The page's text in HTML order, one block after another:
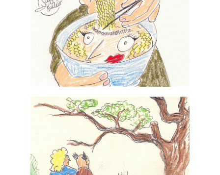
#0101 – Wald
"Sie leben im Wald, sie gelten als Waldstädte. So
viele davon. Sie haben keine Feuer wie dieses
hier. Und sie